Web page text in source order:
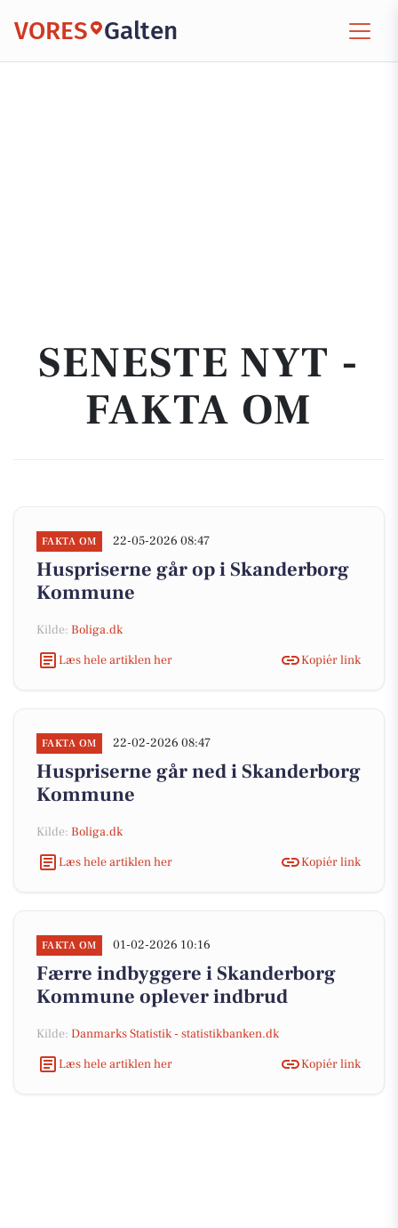
VORES Galten
SENESTE NYT -
FAKTA OM
FAKTA OM 22-05-2026 08:47
Huspriserne går op i Skanderborg
Kommune
Kilde: Boliga.dk
Læs hele artiklen her
Kopiér link
FAKTA OM 22-02-2026 08:47
Huspriserne går ned i Skanderborg
Kommune
Kilde: Boliga.dk
Læs hele artiklen her
Kopiér link
FAKTA OM 01-02-2026 10:16
Færre indbyggere i Skanderborg
Kommune oplever indbrud
Kilde: Danmarks Statistik - statistikbanken.dk
Læs hele artiklen her
Kopiér link